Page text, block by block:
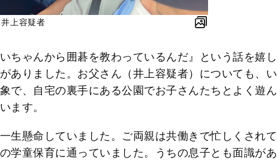
上容疑者
ちゃんから囲碁を教わっているんだ』という話を嬉し
ありました。お父さん（井上容疑者）についても、い
で、自宅の裏手にある公園でお子さんたちとよく遊ん
ます。
生懸命していました。ご両親は共働きで忙しくされて
学童保育に通っていました。うちの息子とも面識があ